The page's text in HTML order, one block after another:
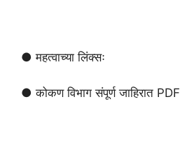
● महत्वाच्या लिंक्सः
● कोकण विभाग संपूर्ण जाहिरात PDF